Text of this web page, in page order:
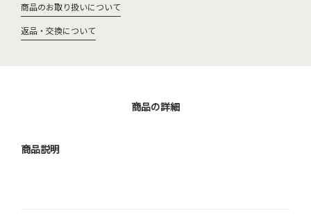
商品のお取り扱いについて
返品・交換について
商品の詳細
商品説明